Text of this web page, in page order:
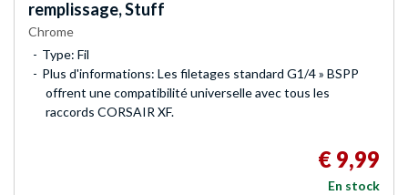
remplissage, Stuff
Chrome
Type: Fil
Plus d'informations: Les filetages standard G1/4 » BSPP
offrent une compatibilité universelle avec tous les
raccords CORSAIR XF.
€ 9,99
En stock